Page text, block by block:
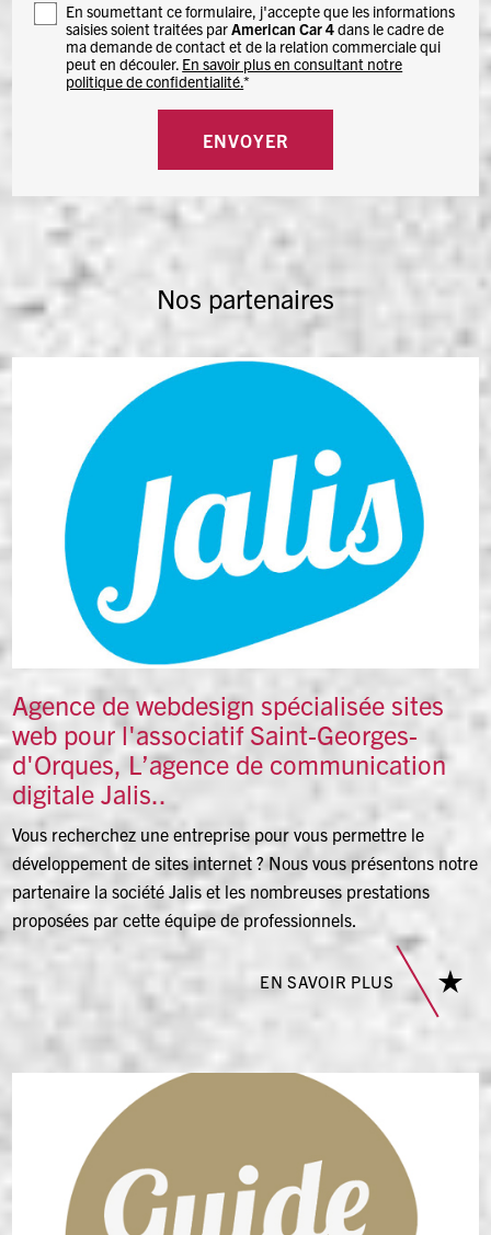
En soumettant ce formulaire, j'accepte que les informations
saisies soient traitées parAmerican Car 4dans le cadre de
ma demande de contact et de la relation commerciale qui
peut en découler. En savoir plus en consultant notre
politique de confidentialité.*
Nos partenaires
Agence de webdesign spécialisée sites
web pour l'associatif Saint-Georges-
d'Orques, L’agence de communication
digitale Jalis..
Vous recherchez une entreprise pour vous permettre le
développement de sites internet ? Nous vous présentons notre
partenaire la société Jalis et les nombreuses prestations
proposées par cette équipe de professionnels.
EN SAVOIR PLUS